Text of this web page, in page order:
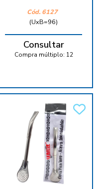
Cód. 6127
(UxB=96)
Consultar
Compra múltiplo: 12